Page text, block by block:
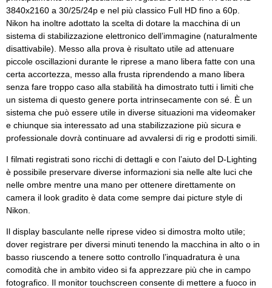
3840x2160 a 30/25/24p e nel più classico Full HD fino a 60p.
Nikon ha inoltre adottato la scelta di dotare la macchina di un
sistema di stabilizzazione elettronico dell’immagine (naturalmente
disattivabile). Messo alla prova è risultato utile ad attenuare
piccole oscillazioni durante le riprese a mano libera fatte con una
certa accortezza, messo alla frusta riprendendo a mano libera
senza fare troppo caso alla stabilità ha dimostrato tutti i limiti che
un sistema di questo genere porta intrinsecamente con sé. È un
sistema che può essere utile in diverse situazioni ma videomaker
e chiunque sia interessato ad una stabilizzazione più sicura e
professionale dovrà continuare ad avvalersi di rig e prodotti simili.
I filmati registrati sono ricchi di dettagli e con l’aiuto del D-Lighting
è possibile preservare diverse informazioni sia nelle alte luci che
nelle ombre mentre una mano per ottenere direttamente on
camera il look gradito è data come sempre dai picture style di
Nikon.
Il display basculante nelle riprese video si dimostra molto utile;
dover registrare per diversi minuti tenendo la macchina in alto o in
basso riuscendo a tenere sotto controllo l’inquadratura è una
comodità che in ambito video si fa apprezzare più che in campo
fotografico. Il monitor touchscreen consente di mettere a fuoco in